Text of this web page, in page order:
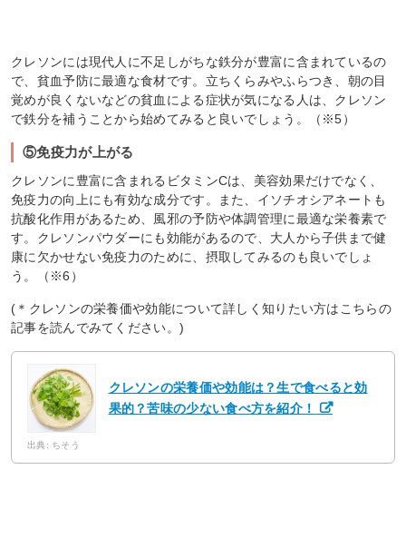
クレソンには現代人に不足しがちな鉄分が豊富に含まれているの
で、貧血予防に最適な食材です。立ちくらみやふらつき、朝の目
覚めが良くないなどの貧血による症状が気になる人は、クレソン
で鉄分を補うことから始めてみると良いでしょう。（※5）
⑤免疫力が上がる
クレソンに豊富に含まれるビタミンCは、美容効果だけでなく、
免疫力の向上にも有効な成分です。また、イソチオシアネートも
抗酸化作用があるため、風邪の予防や体調管理に最適な栄養素で
す。クレソンパウダーにも効能があるので、大人から子供まで健
康に欠かせない免疫力のために、摂取してみるのも良いでしょ
う。（※6）
(＊クレソンの栄養価や効能について詳しく知りたい方はこちらの
記事を読んでみてください。)
クレソンの栄養価や効能は？生で食べると効
果的？苦味の少ない食べ方を紹介！
出典: ちそう